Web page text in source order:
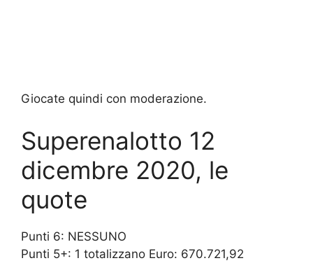
Giocate quindi con moderazione.
Superenalotto 12
dicembre 2020, le
quote
Punti 6: NESSUNO
Punti 5+: 1 totalizzano Euro: 670.721,92